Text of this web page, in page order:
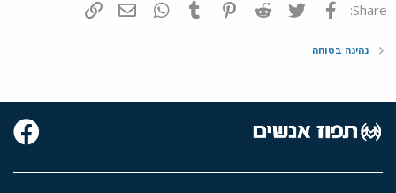
Share: פייסבוק Twitter
Reddit
Pinterest
Tumblr
WhatsAppדואר אלקטרוני
נהיגה בטוחה